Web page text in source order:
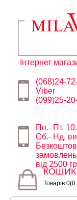
Інтернет
(068)24-
Viber
(099)25-
Пн.- Пт.
Сб.- Нд.
замовлень
від 2500
КОШИК
Товарів 0(0